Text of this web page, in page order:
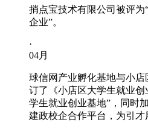
捎点宝技术有限公司被评为
企业”。
·
04月
球信网产业孵化基地
订了《小店区大学生就业
学生就业创业基地”，同时
建政校企合作平台，为引才